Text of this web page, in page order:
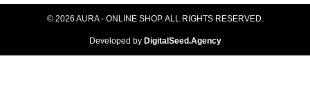
© 2026 AURA - ONLINE SHOP. ALL RIGHTS RESERVED​.
Developed by DigitalSeed.Agency